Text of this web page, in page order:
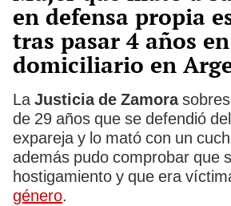
en defensa propia
tras pasar 4 años
domiciliario en
La Justicia de Zamora
de 29 años que se defendió
expareja y lo mató con un
además pudo comprobar que
hostigamiento y que era
género.